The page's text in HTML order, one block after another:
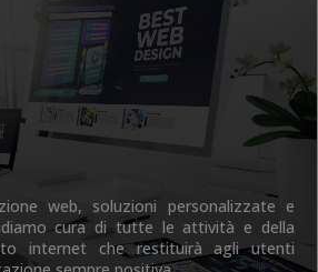
web, soluzioni personalizzate e
cura di tutte le attività e della
internet che restituirà agli utenti